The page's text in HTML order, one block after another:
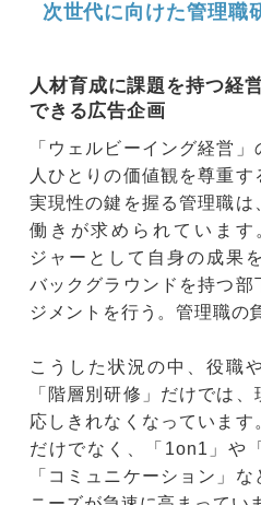
次世代に向けた管理職
人材育成に課題を持つ経
できる広告企画
「ウェルビーイング経営
人ひとりの価値観を尊重
実現性の鍵を握る管理職は
働きが求められていま
ジャーとして自身の成果
バックグラウンドを持つ部
ジメントを行う。管理職の
こうした状況の中、役職
「階層別研修」だけでは
応しきれなくなっていま
だけでなく、「1on1」や
「コミュニケーション」